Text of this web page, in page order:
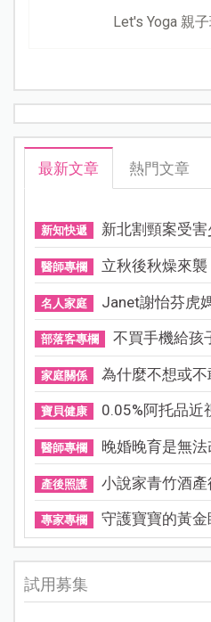
Let's Yoga 親
最新文章 熱門文章
新知快遞 新北割頸案受
醫師專欄 立秋後秋燥來
名人家庭 Janet謝怡芬虎
部落客專欄 不買手機給孩
家庭關係 為什麼不想或
寶貝健康 0.05%阿托品近
醫師專欄 晚婚晚育是無
產後照護 小說家青竹酒產
專家專欄 守護寶寶的黃
試用募集